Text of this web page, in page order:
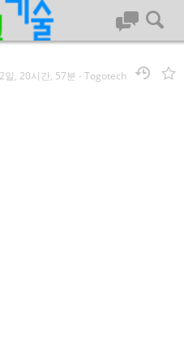
08-78939
경기도 용인시 기흥구 흥덕1
동,흥덕IT밸리)
RESEVED
일, 20시간, 57분 -Togotech